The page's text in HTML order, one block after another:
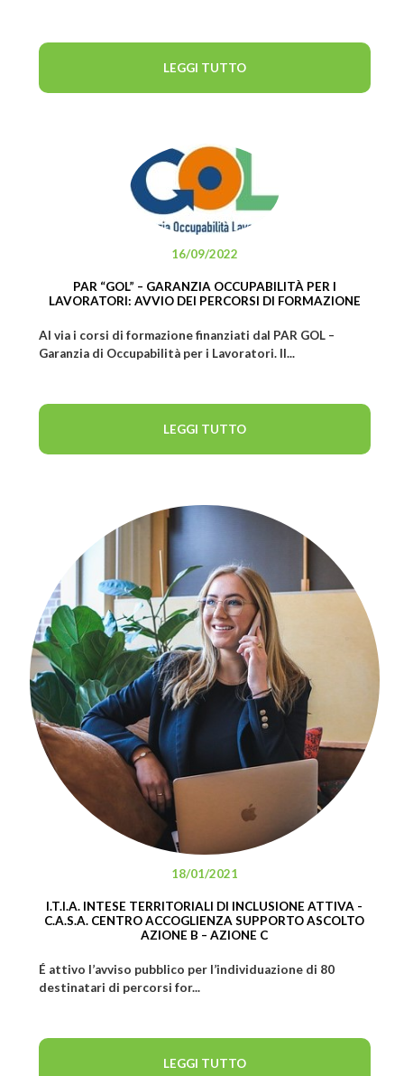
LEGGI TUTTO
16/09/2022
PAR “GOL” – GARANZIA OCCUPABILITÀ PER I
LAVORATORI: AVVIO DEI PERCORSI DI FORMAZIONE
Al via i corsi di formazione finanziati dal PAR GOL –
Garanzia di Occupabilità per i Lavoratori. Il...
LEGGI TUTTO
18/01/2021
I.T.I.A. INTESE TERRITORIALI DI INCLUSIONE ATTIVA -
C.A.S.A. CENTRO ACCOGLIENZA SUPPORTO ASCOLTO
AZIONE B – AZIONE C
É attivo l’avviso pubblico per l’individuazione di 80
destinatari di percorsi for...
LEGGI TUTTO